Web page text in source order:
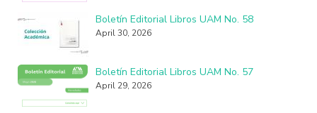
Boletín Editorial Libros UAM No. 58
April 30, 2026
Boletín Editorial Libros UAM No. 57
April 29, 2026